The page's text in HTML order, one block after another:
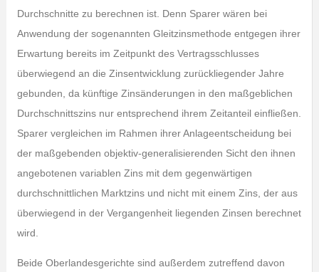
Durchschnitte zu berechnen ist. Denn Sparer wären bei
Anwendung der sogenannten Gleitzinsmethode entgegen ihrer
Erwartung bereits im Zeitpunkt des Vertragsschlusses
überwiegend an die Zinsentwicklung zurückliegender Jahre
gebunden, da künftige Zinsänderungen in den maßgeblichen
Durchschnittszins nur entsprechend ihrem Zeitanteil einfließen.
Sparer vergleichen im Rahmen ihrer Anlageentscheidung bei
der maßgebenden objektiv-generalisierenden Sicht den ihnen
angebotenen variablen Zins mit dem gegenwärtigen
durchschnittlichen Marktzins und nicht mit einem Zins, der aus
überwiegend in der Vergangenheit liegenden Zinsen berechnet
wird.
Beide Oberlandesgerichte sind außerdem zutreffend davon